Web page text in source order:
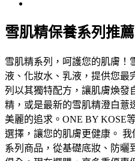
雪肌精保養系列推
雪肌精系列，呵護您的肌膚！
液、化妝水、乳液，提供您最
列以其獨特配方，讓肌膚煥發
精，或是最新的雪肌精澄白薏
美麗的追求。ONE BY KOSE
選擇，讓您的肌膚更健康。
系列商品，從基礎底妝、防曬